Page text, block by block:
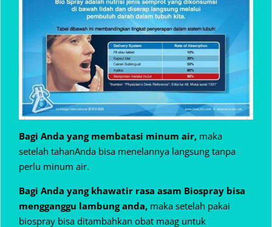
Bagi Anda yang membatasi minum air, maka
setelah tahanAnda bisa menelannya langsung tanpa
perlu minum air.
Bagi Anda yang khawatir rasa asam Biospray bisa
mengganggu lambung anda, maka setelah pakai
biospray bisa ditambahkan obat maag untuk